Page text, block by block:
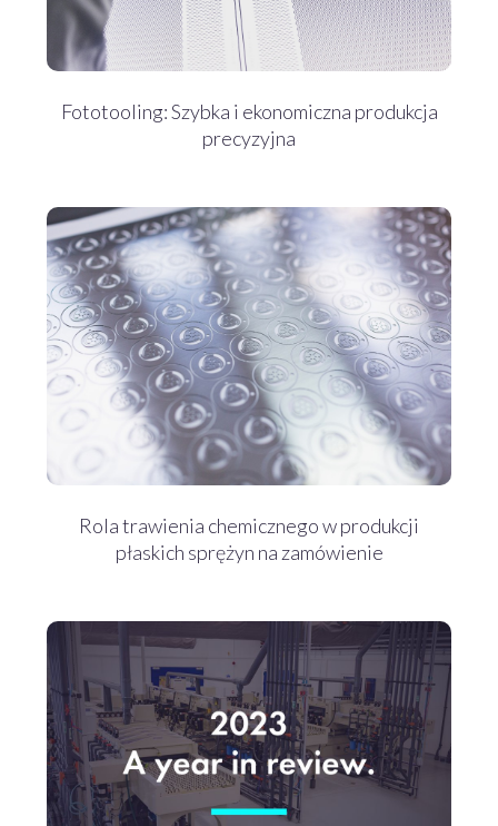
Fototooling: Szybka i ekonomiczna produkcja
precyzyjna
Rola trawienia chemicznego w produkcji
płaskich sprężyn na zamówienie